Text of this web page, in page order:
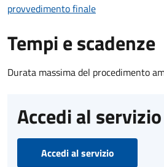
provvedimento finale
Tempi e scadenze
Durata massima del procedimento
Accedi al servizio
Accedi al servizio